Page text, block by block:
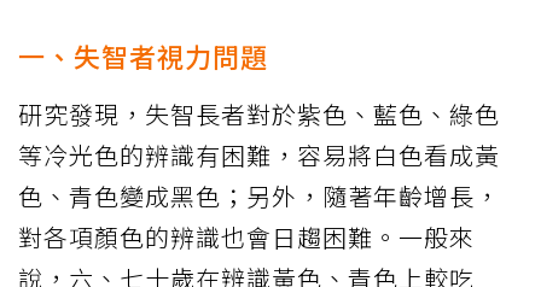
一、失智者視力問題
研究發現，失智長者對於紫色、藍色、綠色
等冷光色的辨識有困難，容易將白色看成黃
色、青色變成黑色；另外，隨著年齡增長，
對各項顏色的辨識也會日趨困難。一般來
說，六、七十歲在辨識黃色、青色上較吃